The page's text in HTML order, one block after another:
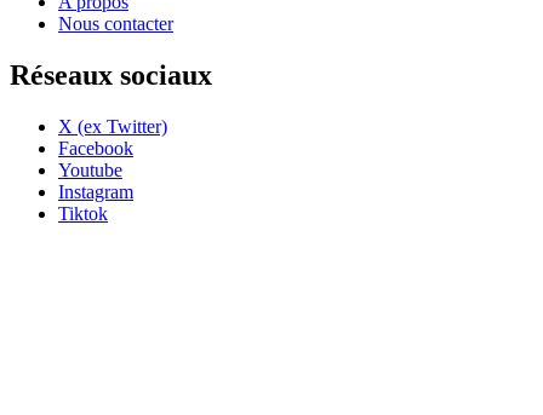
Nous contacter
Réseaux sociaux
X (ex Twitter)
Facebook
Youtube
Instagram
Tiktok